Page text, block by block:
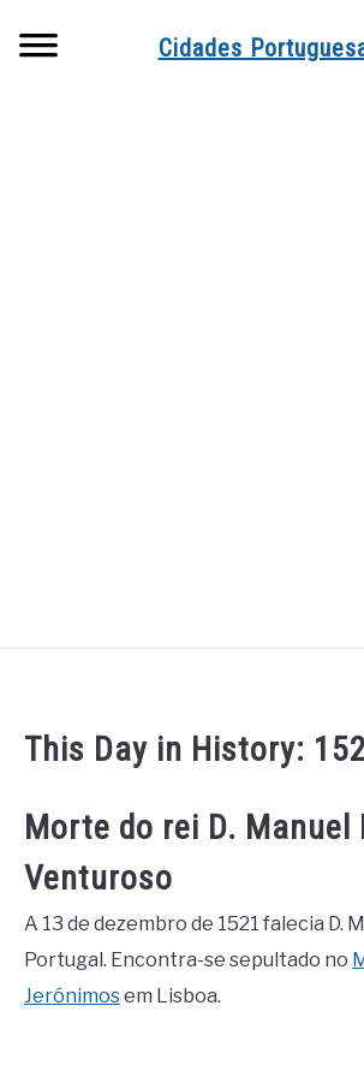
Cidades
This Day in History:
Morte do rei D. Manuel
Venturoso
A 13 de dezembro de 1521 falecia D.
Portugal. Encontra-se sepultado no
Jerónimosem Lisboa.